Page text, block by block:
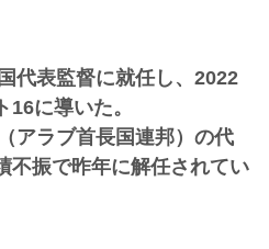
代表監督に就任し、2022
に導いた。
アラブ首長国連邦）の代
不振で昨年に解任されてい